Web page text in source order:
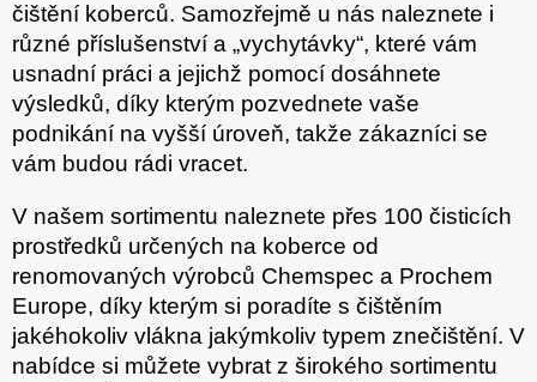
čištění koberců. Samozřejmě u nás naleznete i
různé příslušenství a „vychytávky“, které vám
usnadní práci a jejichž pomocí dosáhnete
výsledků, díky kterým pozvednete vaše
podnikání na vyšší úroveň, takže zákazníci se
vám budou rádi vracet.
V našem sortimentu naleznete přes 100 čisticích
prostředků určených na koberce od
renomovaných výrobců Chemspec a Prochem
Europe, díky kterým si poradíte s čištěním
jakéhokoliv vlákna jakýmkoliv typem znečištění. V
nabídce si můžete vybrat z širokého sortimentu